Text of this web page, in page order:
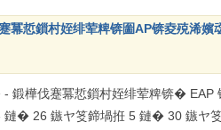
冪悊鎻村姪绯荤粺锛圗AP锛夌殑浠嬪
伐蹇冪悊鎻村姪绯荤粺锛� EAP
� 26 鏃ヤ笅鍗堝拰 5 鏈� 30 鏃ヤ